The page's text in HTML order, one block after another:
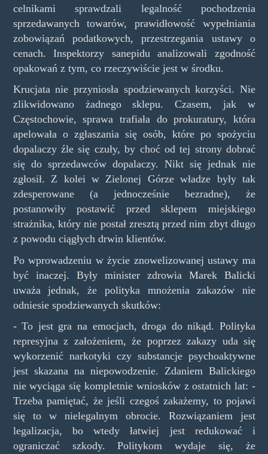
celnikami sprawdzali legalność pochodzenia
sprzedawanych towarów, prawidłowość wypełniania
zobowiązań podatkowych, przestrzegania ustawy o
cenach. Inspektorzy sanepidu analizowali zgodność
opakowań z tym, co rzeczywiście jest w środku.
Krucjata nie przyniosła spodziewanych korzyści. Nie
zlikwidowano żadnego sklepu. Czasem, jak w
Częstochowie, sprawa trafiała do prokuratury, która
apelowała o zgłaszania się osób, które po spożyciu
dopalaczy źle się czuły, by choć od tej strony dobrać
się do sprzedawców dopalaczy. Nikt się jednak nie
zgłosił. Z kolei w Zielonej Górze władze były tak
zdesperowane (a jednocześnie bezradne), że
postanowiły postawić przed sklepem miejskiego
strażnika, który nie postał zresztą przed nim zbyt długo
z powodu ciągłych drwin klientów.
Po wprowadzeniu w życie znowelizowanej ustawy ma
być inaczej. Były minister zdrowia Marek Balicki
uważa jednak, że polityka mnożenia zakazów nie
odniesie spodziewanych skutków:
- To jest gra na emocjach, droga do nikąd. Polityka
represyjna z założeniem, że poprzez zakazy uda się
wykorzenić narkotyki czy substancje psychoaktywne
jest skazana na niepowodzenie. Zdaniem Balickiego
nie wyciąga się kompletnie wniosków z ostatnich lat: -
Trzeba pamiętać, że jeśli czegoś zakażemy, to pojawi
się to w nielegalnym obrocie. Rozwiązaniem jest
legalizacja, bo wtedy łatwiej jest redukować i
ograniczać szkody. Politykom wydaje się, że